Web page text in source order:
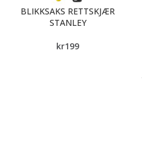
BLIKKSAKS RETTSKJÆR
STANLEY
kr199